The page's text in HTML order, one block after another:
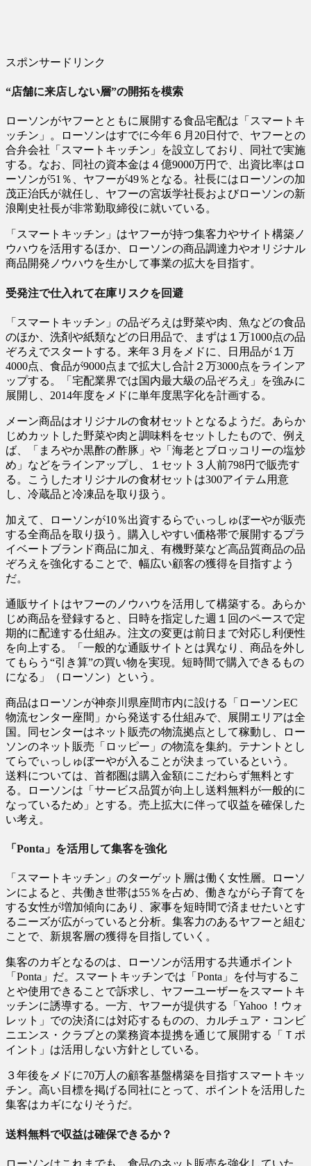
スポンサードリンク
“店舗に来店しない層”の開拓を模索
ローソンがヤフーとともに展開する食品宅配は「スマートキ
ッチン」。ローソンはすでに今年６月20日付で、ヤフーとの
合弁会社「スマートキッチン」を設立しており、同社で実施
する。なお、同社の資本金は４億9000万円で、出資比率はロ
ーソンが51％、ヤフーが49％となる。社長にはローソンの加
茂正治氏が就任し、ヤフーの宮坂学社長およびローソンの新
浪剛史社長が非常勤取締役に就いている。
「スマートキッチン」はヤフーが持つ集客力やサイト構築ノ
ウハウを活用するほか、ローソンの商品調達力やオリジナル
商品開発ノウハウを生かして事業の拡大を目指す。
受発注で仕入れて在庫リスクを回避
「スマートキッチン」の品ぞろえは野菜や肉、魚などの食品
のほか、洗剤や紙類などの日用品で、まずは１万1000点の品
ぞろえでスタートする。来年３月をメドに、日用品が１万
4000点、食品が9000点まで拡大し合計２万3000点をラインア
ップする。「宅配業界では国内最大級の品ぞろえ」を強みに
展開し、2014年度をメドに単年度黒字化を計画する。
メーン商品はオリジナルの食材セットとなるようだ。あらか
じめカットした野菜や肉と調味料をセットしたもので、例え
ば、「まろやか黒酢の酢豚」や「海老とブロッコリーの塩炒
め」などをラインアップし、１セット３人前798円で販売す
る。こうしたオリジナルの食材セットは300アイテム用意
し、冷蔵品と冷凍品を取り扱う。
加えて、ローソンが10％出資するらでぃっしゅぼーやが販売
する全商品を取り扱う。購入しやすい価格帯で展開するプラ
イベートブランド商品に加え、有機野菜など高品質商品の品
ぞろえを強化することで、幅広い顧客の獲得を目指すよう
だ。
通販サイトはヤフーのノウハウを活用して構築する。あらか
じめ商品を登録すると、日時を指定した週１回のペースで定
期的に配達する仕組み。注文の変更は前日まで対応し利便性
を向上する。「一般的な通販サイトとは異なり、商品を外し
てもらう“引き算”の買い物を実現。短時間で購入できるもの
になる」（ローソン）という。
商品はローソンが神奈川県座間市内に設ける「ローソンEC
物流センター座間」から発送する仕組みで、展開エリアは全
国。同センターはネット販売の物流拠点として稼動し、ロー
ソンのネット販売「ロッピー」の物流を集約。テナントとし
てらでぃっしゅぼーやが入ることが決まっているという。
送料については、首都圏は購入金額にこだわらず無料とす
る。ローソンは「サービス品質が向上し送料無料が一般的に
なっているため」とする。売上拡大に伴って収益を確保した
い考え。
「Ponta」を活用して集客を強化
「スマートキッチン」のターゲット層は働く女性層。ローソ
ンによると、共働き世帯は55％を占め、働きながら子育てを
する女性が増加傾向にあり、家事を短時間で済ませたいとす
るニーズが広がっていると分析。集客力のあるヤフーと組む
ことで、新規客層の獲得を目指していく。
集客のカギとなるのは、ローソンが活用する共通ポイント
「Ponta」だ。スマートキッチンでは「Ponta」を付与するこ
とや使用できることで訴求し、ヤフーユーザーをスマートキ
ッチンに誘導する。一方、ヤフーが提供する「Yahoo ！ウォ
レット」での決済には対応するものの、カルチュア・コンビ
ニエンス・クラブとの業務資本提携を通じて展開する「Ｔポ
イント」は活用しない方針としている。
３年後をメドに70万人の顧客基盤構築を目指すスマートキッ
チン。高い目標を掲げる同社にとって、ポイントを活用した
集客はカギになりそうだ。
送料無料で収益は確保できるか？
ローソンはこれまでも、食品のネット販売を強化していた。